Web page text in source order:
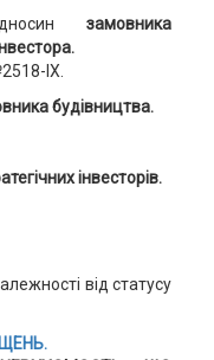
замовника
IX.
будівництва.
інвесторів.
від статусу